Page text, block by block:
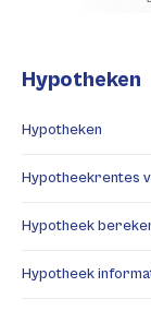
Hypotheken
Hypotheken
Hypotheekrentes
Hypotheek
Hypotheek